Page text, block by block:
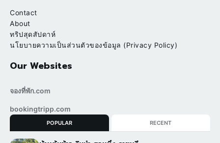
Contact
About
ทริปสุดสัปดาห์
นโยบายความเป็นส่วนตัวของข้อมูล (Privacy Policy)
Our Websites
จองที่พัก.com
bookingtripp.com
POPULAR RECENT